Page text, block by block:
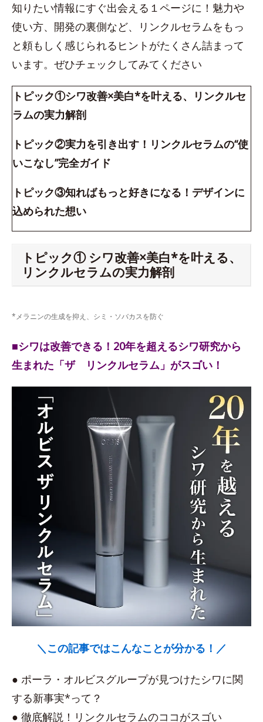
知りたい情報にすぐ出会える１ページに！魅力や
使い方、開発の裏側など、リンクルセラムをもっ
と頼もしく感じられるヒントがたくさん詰まって
います。ぜひチェックしてみてください
トピック①シワ改善×美白*を叶える、リンクルセ
ラムの実力解剖
トピック②実力を引き出す！リンクルセラムの“使
いこなし”完全ガイド
トピック③知ればもっと好きになる！デザインに
込められた想い
トピック① シワ改善×美白*を叶える、
リンクルセラムの実力解剖
*メラニンの生成を抑え、シミ・ソバカスを防ぐ
■シワは改善できる！20年を超えるシワ研究から
生まれた「ザ リンクルセラム」がスゴい！
＼この記事ではこんなことが分かる！／
● ポーラ・オルビスグループが見つけたシワに関
する新事実*って？
● 徹底解説！リンクルセラムのココがスゴい